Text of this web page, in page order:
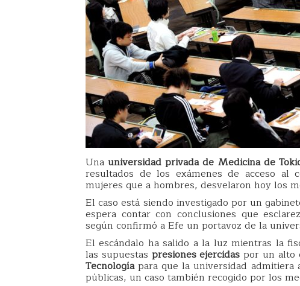
Unauniversidad privada de Medicina de
resultados de los exámenes de acceso
mujeres que a hombres, desvelaron hoy los
El caso está siendo investigado por un
espera contar con conclusiones que
según confirmó a Efe un portavoz de la
El escándalo ha salido a la luz mientras la
las supuestas presiones ejercidas por un alto
Tecnologíapara que la universidad admitiera
públicas, un caso también recogido por los